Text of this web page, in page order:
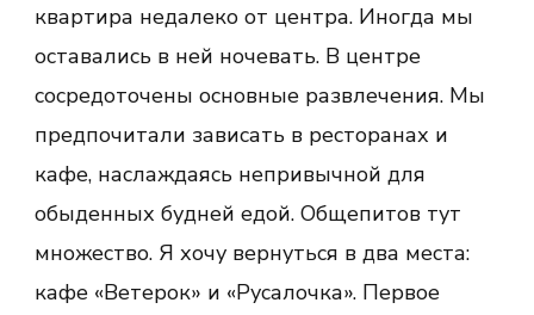
квартира недалеко от центра. Иногда мы
оставались в ней ночевать. В центре
сосредоточены основные развлечения. Мы
предпочитали зависать в ресторанах и
кафе, наслаждаясь непривычной для
обыденных будней едой. Общепитов тут
множество. Я хочу вернуться в два места:
кафе «Ветерок» и «Русалочка». Первое